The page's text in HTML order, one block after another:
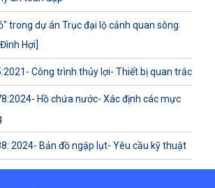
trong dự án Trục đại lộ cảnh quan sông
Hợi]
Công trình thủy lợi- Thiết bị quan trắc
Hồ chứa nước- Xác định các mực
2024- Bản đồ ngập lụt- Yêu cầu kỹ thuật